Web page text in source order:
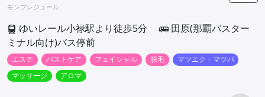
モンプレジュール
ゆいレール小禄駅より徒歩5分
田原(那覇バスター
ミナル向け)バス停前
エステ バストケア フェイシャル 脱毛
マツエク・マツパ
マッサージ
アロマ